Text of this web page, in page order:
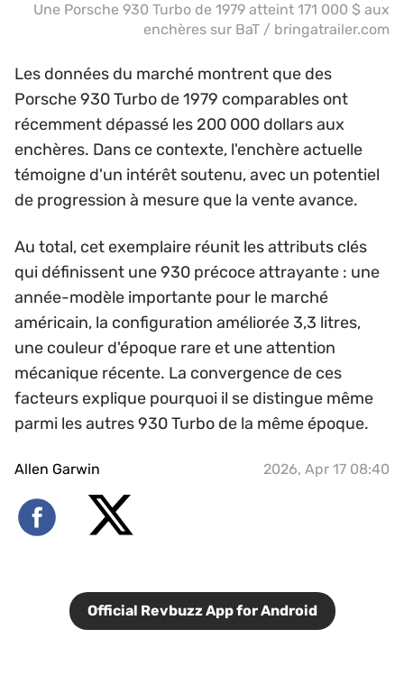
Une Porsche 930 Turbo de 1979 atteint 171 000 $ aux
enchères sur BaT / bringatrailer.com
Les données du marché montrent que des
Porsche 930 Turbo de 1979 comparables ont
récemment dépassé les 200 000 dollars aux
enchères. Dans ce contexte, l'enchère actuelle
témoigne d'un intérêt soutenu, avec un potentiel
de progression à mesure que la vente avance.
Au total, cet exemplaire réunit les attributs clés
qui définissent une 930 précoce attrayante : une
année-modèle importante pour le marché
américain, la configuration améliorée 3,3 litres,
une couleur d'époque rare et une attention
mécanique récente. La convergence de ces
facteurs explique pourquoi il se distingue même
parmi les autres 930 Turbo de la même époque.
Allen Garwin 2026, Apr 17 08:40
Official Revbuzz App for Android